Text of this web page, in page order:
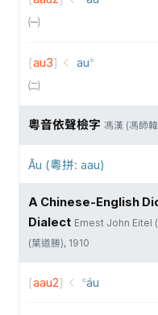
㈠
[au3] au꜄
㈡
粵音依聲檢字 馮漢 (馮師
Āu (粵拼: aau)
A Chinese-English
Dialect Ernest John Eitel
(葉道勝), 1910
[aau2] ꜂áu